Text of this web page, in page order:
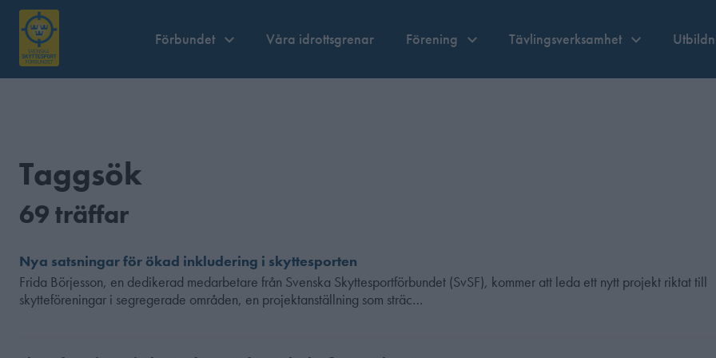
Förbundet Våra idrottsgrenar Förening Tävlingsverksamhet
Taggsök
69 träffar
Nya satsningar för ökad inkludering i skyttesporten
Frida Börjesson, en dedikerad medarbetare från Svenska Skyttesportförbundet (SvSF), kommer att leda ett nytt projekt riktat till
skytteföreningar i segregerade områden, en projektanställning som sträc…